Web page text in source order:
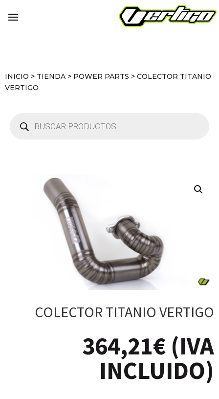
INICIO > TIENDA > POWER PARTS > COLECTOR TITANIO
VERTIGO
productos
COLECTOR TITANIO VERTIGO
364,21€ (IVA
INCLUIDO)